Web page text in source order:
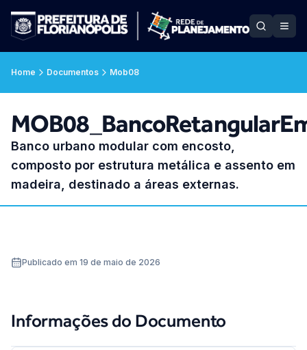
Home Documentos Mob08
Banco urbano modular com encosto,
composto por estrutura metálica e assento em
madeira, destinado a áreas externas.
Publicado em 19 de maio de 2026
Informações do Documento